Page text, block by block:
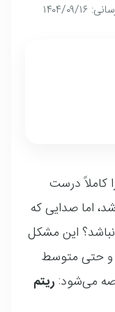
۰۹/۱۶
کاملاً درست
اما صدایی که
این مشکل
و حتی متوسط
می‌شود: ریتم